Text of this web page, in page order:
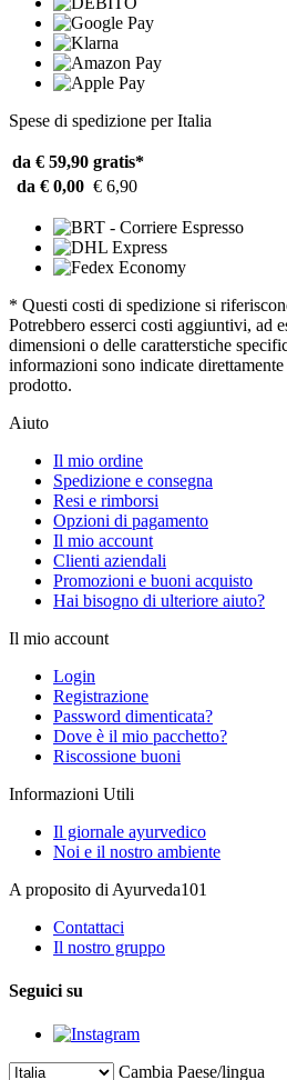
Spese di spedizione per Italia
da € 59,90 gratis*
da € 0,00 € 6,90
* Questi costi di spedizione si
Potrebbero esserci costi aggiuntivi, ad
dimensioni o delle caratterstiche
informazioni sono indicate
prodotto.
Aiuto
Il mio ordine
Spedizione e consegna
Resi e rimborsi
Opzioni di pagamento
Il mio account
Clienti aziendali
Promozioni e buoni acquisto
Hai bisogno di ulteriore aiuto?
Il mio account
Login
Registrazione
Password dimenticata?
Dove è il mio pacchetto?
Riscossione buoni
Informazioni Utili
Il giornale ayurvedico
Noi e il nostro ambiente
A proposito di Ayurveda101
Contattaci
Il nostro gruppo
Seguici su
Cambia Paese/lingua